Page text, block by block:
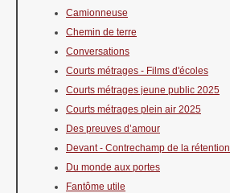
Camionneuse
Chemin de terre
Conversations
Courts métrages - Films d'écoles
Courts métrages jeune public 2025
Courts métrages plein air 2025
Des preuves d’amour
Devant - Contrechamp de la rétention
Du monde aux portes
Fantôme utile